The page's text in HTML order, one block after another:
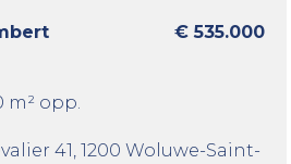
€ 535.000
m² opp.
41 , 1200 Woluwe-Saint-